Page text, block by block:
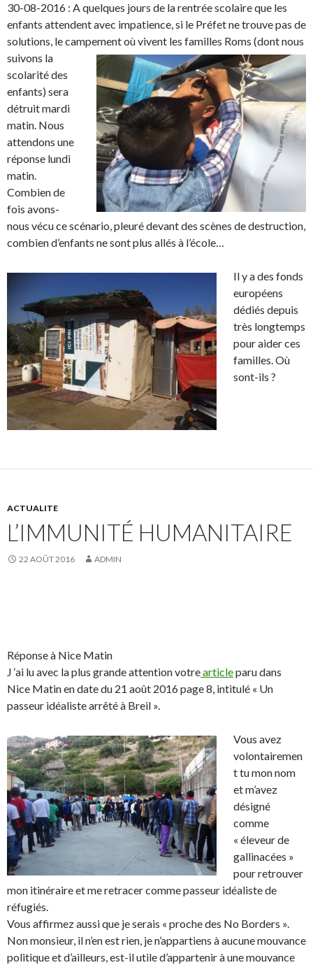
30-08-2016 : A quelques jours de la rentrée scolaire que les
enfants attendent avec impatience, si le Préfet ne trouve pas de
solutions, le campement où vivent les familles Roms (dont nous
suivons la
scolarité des
enfants) sera
détruit mardi
matin. Nous
attendons une
réponse lundi
matin.
Combien de
fois avons-
nous vécu ce scénario, pleuré devant des scènes de destruction,
combien d’enfants ne sont plus allés à l’école…
Il y a des fonds
européens
dédiés depuis
très longtemps
pour aider ces
familles. Où
sont-ils ?
ACTUALITE
L’IMMUNITÉ HUMANITAIRE
22 AOÛT 2016 ADMIN
Réponse à Nice Matin
J ‘ai lu avec la plus grande attention votrearticleparu dans
Nice Matin en date du 21 août 2016 page 8, intitulé « Un
passeur idéaliste arrêté à Breil ».
Vous avez
volontairemen
t tu mon nom
et m’avez
désigné
comme
« éleveur de
gallinacées »
pour retrouver
mon itinéraire et me retracer comme passeur idéaliste de
réfugiés.
Vous affirmez aussi que je serais « proche des No Borders ».
Non monsieur, il n’en est rien, je n’appartiens à aucune mouvance
politique et d’ailleurs, est-il utile d’appartenir à une mouvance